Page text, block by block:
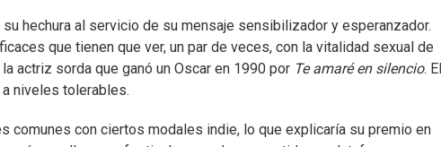
hechura al servicio de su mensaje sensibilizador y esperanzador.
que tienen que ver, un par de veces, con la vitalidad sexual de
la actriz sorda que ganó un Oscar en 1990 por Te amaré en silencio. El
niveles tolerables.
comunes con ciertos modales indie, lo que explicaría su premio en